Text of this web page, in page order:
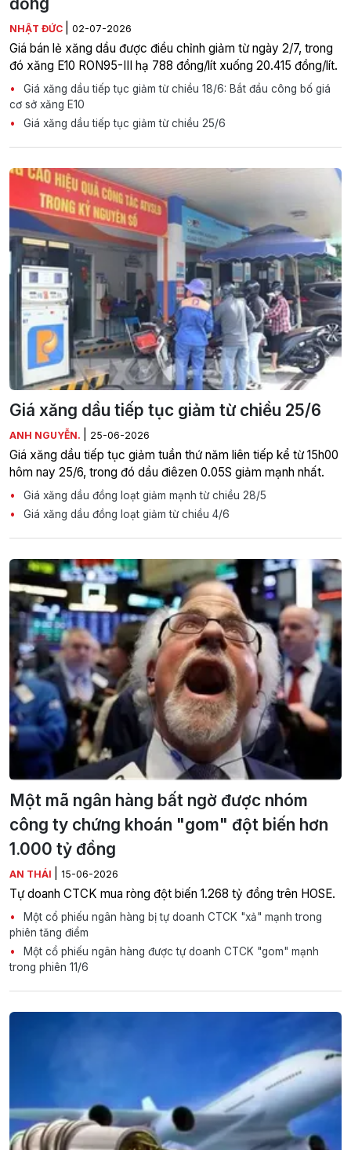
NHẬT ĐỨC 02-07-2026
Giá bán lẻ xăng dầu được điều chỉnh giảm từ ngày 2/7, trong
đó xăng E10 RON95-III hạ 788 đồng/lít xuống 20.415 đồng/lít.
Giá xăng dầu tiếp tục giảm từ chiều 18/6: Bắt đầu công bố giá
cơ sở xăng E10
Giá xăng dầu tiếp tục giảm từ chiều 25/6
Giá xăng dầu tiếp tục giảm từ chiều 25/6
ANH NGUYỄN. 25-06-2026
Giá xăng dầu tiếp tục giảm tuần thứ năm liên tiếp kể từ 15h00
hôm nay 25/6, trong đó dầu điêzen 0.05S giảm mạnh nhất.
Giá xăng dầu đồng loạt giảm mạnh từ chiều 28/5
Giá xăng dầu đồng loạt giảm từ chiều 4/6
Một mã ngân hàng bất ngờ được nhóm
công ty chứng khoán "gom" đột biến hơn
1.000 tỷ đồng
AN THÁI 15-06-2026
Tự doanh CTCK mua ròng đột biến 1.268 tỷ đồng trên HOSE.
Một cổ phiếu ngân hàng bị tự doanh CTCK "xả" mạnh trong
phiên tăng điểm
Một cổ phiếu ngân hàng được tự doanh CTCK "gom" mạnh
trong phiên 11/6